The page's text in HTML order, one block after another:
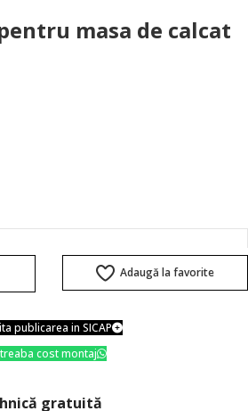
masa de calcat
Adaugă la favorite
publicarea in SICAP
cost montaj
gratuită